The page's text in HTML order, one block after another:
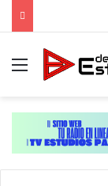
Menú